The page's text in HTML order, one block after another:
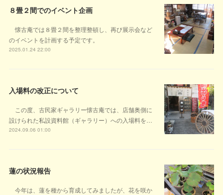
８畳２間でのイベント企画
懐古庵では８畳２間を整理整頓し、再び展示会など
のイベントを計画する予定です。
2025.01.24 22:00
入場料の改正について
この度、古民家ギャラリー懐古庵では、店舗奥側に
設けられた私設資料館（ギャラリー）への入場料を…
2024.09.06 01:00
蓮の状況報告
今年は、蓮を種から育成してみましたが、花を咲か